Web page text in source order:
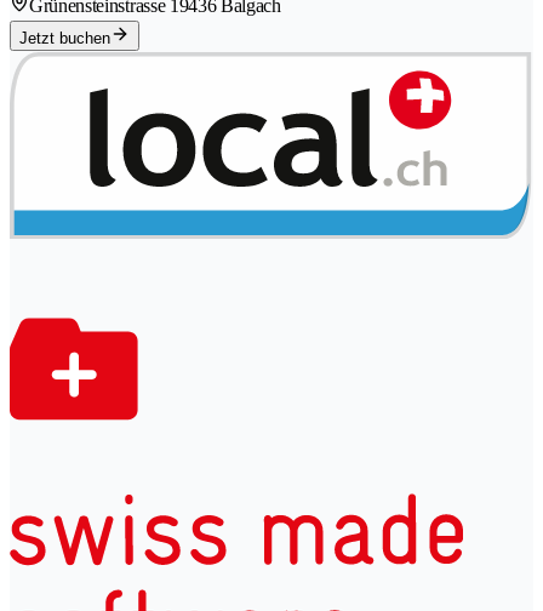
Grünensteinstrasse 1 9436 Balgach
Jetzt buchen